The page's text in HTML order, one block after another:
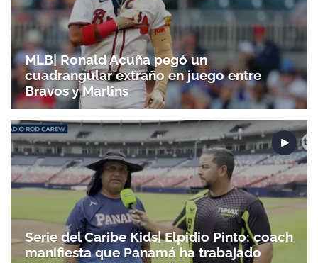
ACEPTAR
MLB| Ronald Acuña pegó un
cuadrangular extraño en juego entre
Bravos y Marlins
Serie del Caribe Kids| Elpidio Pinto: coach
manifiesta que Panamá ha trabajado